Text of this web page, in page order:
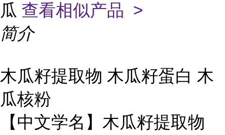
瓜 查看相似产品 >
简介
木瓜籽提取物 木瓜籽蛋白 木
瓜核粉
【中文学名】木瓜籽提取物